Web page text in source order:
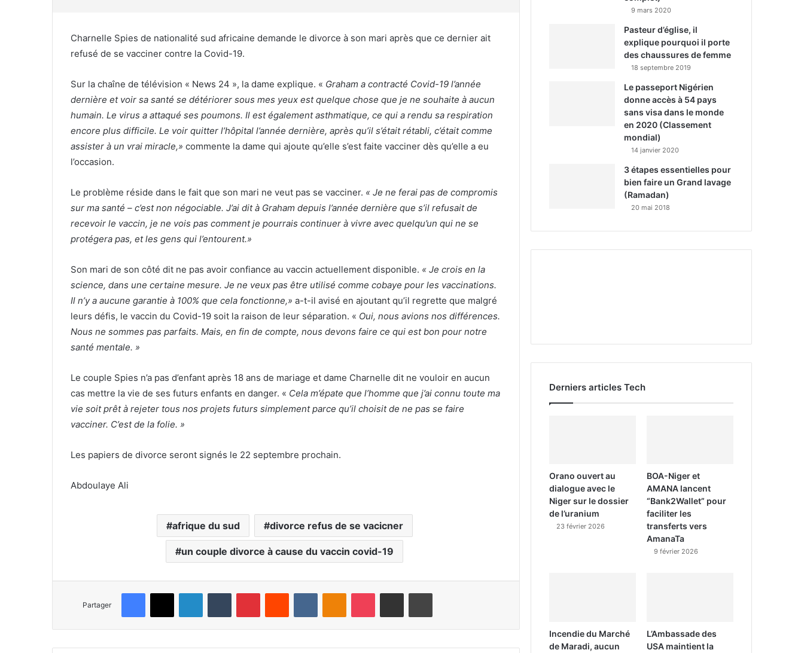
Charnelle Spies de nationalité sud africaine demande le divorce à son mari après que ce dernier ait
refusé de se vacciner contre la Covid-19.
Sur la chaîne de télévision « News 24 », la dame explique. « Graham a contracté Covid-19 l’année
dernière et voir sa santé se détériorer sous mes yeux est quelque chose que je ne souhaite à aucun
humain. Le virus a attaqué ses poumons. Il est également asthmatique, ce qui a rendu sa respiration
encore plus difficile. Le voir quitter l’hôpital l’année dernière, après qu’il s’était rétabli, c’était comme
assister à un vrai miracle,» commente la dame qui ajoute qu’elle s’est faite vacciner dès qu’elle a eu
l’occasion.
Le problème réside dans le fait que son mari ne veut pas se vacciner. « Je ne ferai pas de compromis
sur ma santé – c’est non négociable. J’ai dit à Graham depuis l’année dernière que s’il refusait de
recevoir le vaccin, je ne vois pas comment je pourrais continuer à vivre avec quelqu’un qui ne se
protégera pas, et les gens qui l’entourent.»
Son mari de son côté dit ne pas avoir confiance au vaccin actuellement disponible. « Je crois en la
science, dans une certaine mesure. Je ne veux pas être utilisé comme cobaye pour les vaccinations.
Il n’y a aucune garantie à 100% que cela fonctionne,» a-t-il avisé en ajoutant qu’il regrette que malgré
leurs défis, le vaccin du Covid-19 soit la raison de leur séparation. « Oui, nous avions nos différences.
Nous ne sommes pas parfaits. Mais, en fin de compte, nous devons faire ce qui est bon pour notre
santé mentale. »
Le couple Spies n’a pas d’enfant après 18 ans de mariage et dame Charnelle dit ne vouloir en aucun
cas mettre la vie de ses futurs enfants en danger. « Cela m’épate que l’homme que j’ai connu toute ma
vie soit prêt à rejeter tous nos projets futurs simplement parce qu’il choisit de ne pas se faire
vacciner. C’est de la folie. »
Les papiers de divorce seront signés le 22 septembre prochain.
Abdoulaye Ali
afrique du sud divorce refus de se vacicner
un couple divorce à cause du vaccin covid-19
Partager
9 mars 2020
Pasteur d’église, il
explique pourquoi il porte
des chaussures de femme
18 septembre 2019
Le passeport Nigérien
donne accès à 54 pays
sans visa dans le monde
en 2020 (Classement
mondial)
14 janvier 2020
3 étapes essentielles pour
bien faire un Grand lavage
(Ramadan)
20 mai 2018
Derniers articles Tech
Orano ouvert au
dialogue avec le
Niger sur le dossier
de l’uranium
23 février 2026
BOA-Niger et
AMANA lancent
“Bank2Wallet” pour
faciliter les
transferts vers
AmanaTa
9 février 2026
Incendie du Marché
de Maradi, aucun
L’Ambassade des
USA maintient la